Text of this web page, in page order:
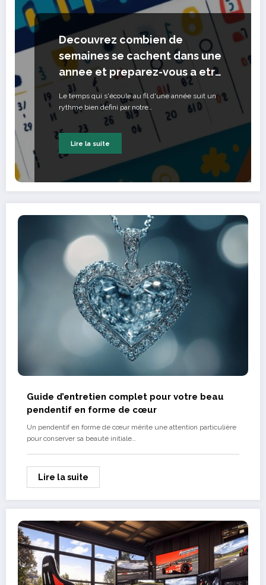
Decouvrez combien de
semaines se cachent dans une
annee et preparez-vous a etre
surpris par les variations
calendaires a travers les
cultures !
Le temps qui s'écoule au fil d'une année suit un
rythme bien défini par notre…
Lire la suite
Guide d’entretien complet pour votre beau
pendentif en forme de cœur
Un pendentif en forme de cœur mérite une attention particulière
pour conserver sa beauté initiale…
Lire la suite